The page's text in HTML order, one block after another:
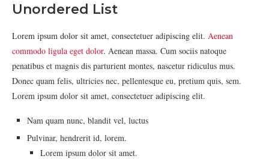
Unordered List
Lorem ipsum dolor sit amet, consectetuer adipiscing elit. Aenean
commodo ligula eget dolor. Aenean massa. Cum sociis natoque
penatibus et magnis dis parturient montes, nascetur ridiculus mus.
Donec quam felis, ultricies nec, pellentesque eu, pretium quis, sem.
Lorem ipsum dolor sit amet, consectetuer adipiscing elit.
Nam quam nunc, blandit vel, luctus
Pulvinar, hendrerit id, lorem.
Lorem ipsum dolor sit amet.